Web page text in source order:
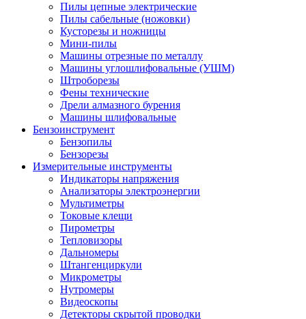
Пилы цепные электрические
Пилы сабельные (ножовки)
Кусторезы и ножницы
Мини-пилы
Машины отрезные по металлу
Машины углошлифовальные (УШМ)
Штроборезы
Фены технические
Дрели алмазного бурения
Машины шлифовальные
Бензоинструмент
Бензопилы
Бензорезы
Измерительные инструменты
Индикаторы напряжения
Анализаторы электроэнергии
Мультиметры
Токовые клещи
Пирометры
Тепловизоры
Дальномеры
Штангенциркули
Микрометры
Нутромеры
Видеоскопы
Детекторы скрытой проводки